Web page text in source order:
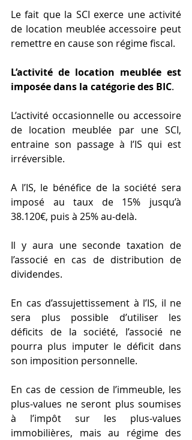
Le fait que la SCI exerce une activité
de location meublée accessoire peut
remettre en cause son régime fiscal.
L’activité de location meublée est
imposée dans la catégorie des BIC.
L’activité occasionnelle ou accessoire
de location meublée par une SCI,
entraine son passage à l’IS qui est
irréversible.
A l’IS, le bénéfice de la société sera
imposé au taux de 15% jusqu’à
38.120€, puis à 25% au-delà.
Il y aura une seconde taxation de
l’associé en cas de distribution de
dividendes.
En cas d’assujettissement à l’IS, il ne
sera plus possible d’utiliser les
déficits de la société, l’associé ne
pourra plus imputer le déficit dans
son imposition personnelle.
En cas de cession de l’immeuble, les
plus-values ne seront plus soumises
à l’impôt sur les plus-values
immobilières, mais au régime des